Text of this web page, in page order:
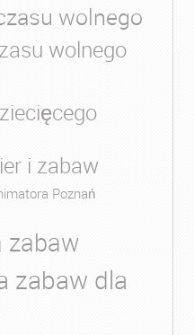
wolnego
wolnego
i zabaw
Poznań
zabaw
zabaw dla